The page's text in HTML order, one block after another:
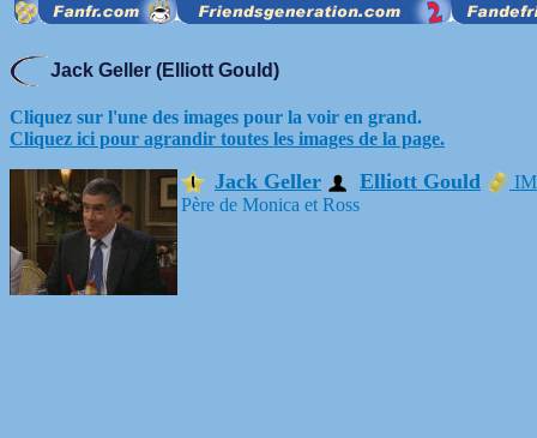
Jack Geller (Elliott Gould)
Cliquez sur l'une des images pour la voir en grand.
Cliquez ici pour agrandir toutes les images de la page.
Jack Geller Elliott Gould
Père de Monica et Ross